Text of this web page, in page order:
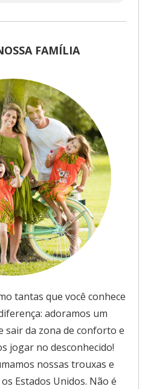
FAMÍLIA
tantas que você conhece
adoramos um
sair da zona de conforto e
jogar no desconhecido!
nossas trouxas e
Estados Unidos. Não é